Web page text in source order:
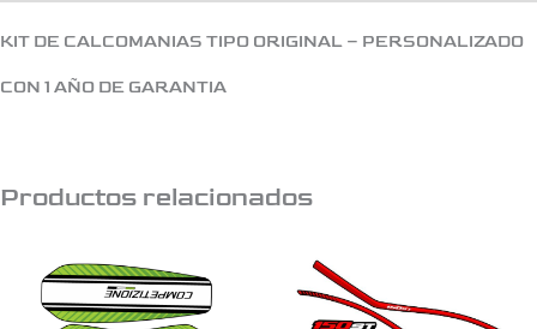
KIT DE CALCOMANIAS TIPO ORIGINAL – PERSONALIZADO
CON 1 AÑO DE GARANTIA
Productos relacionados